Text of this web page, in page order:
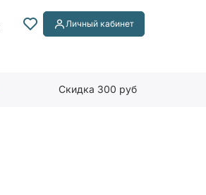
Личный кабинет
Скидка 300 руб